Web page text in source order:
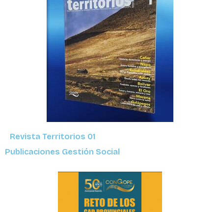
Revista Territorios 01
Publicaciones Gestión Social